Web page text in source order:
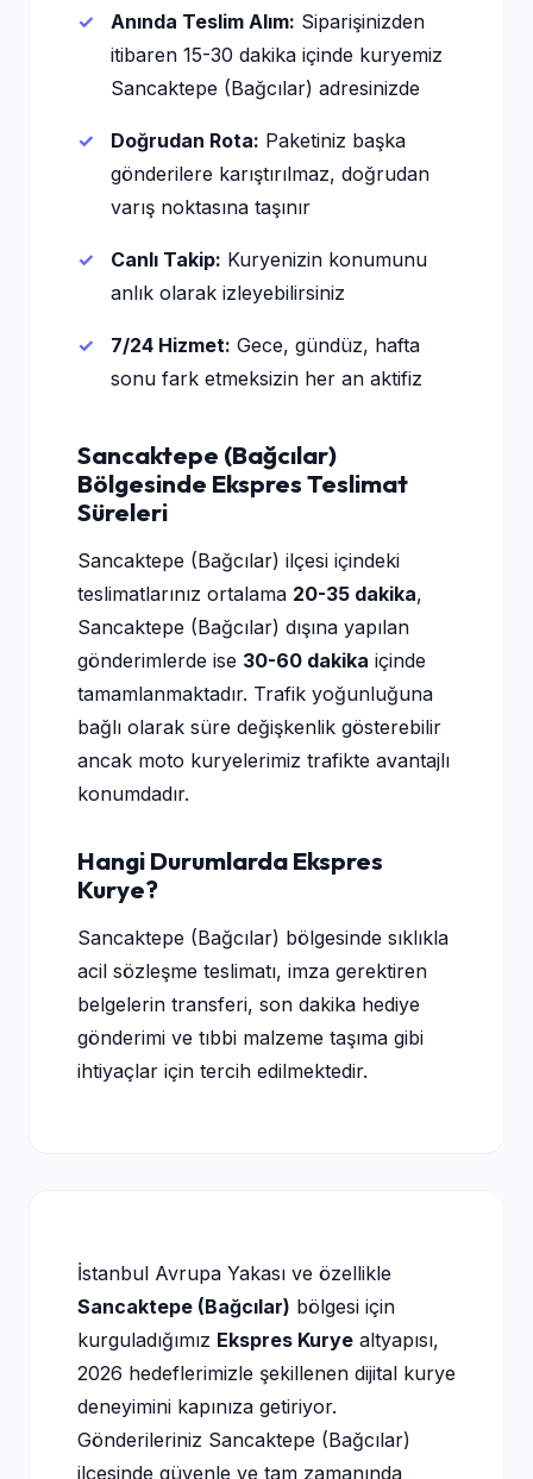
Anında Teslim Alım: Siparişinizden
itibaren 15-30 dakika içinde kuryemiz
Sancaktepe (Bağcılar) adresinizde
Doğrudan Rota: Paketiniz başka
gönderilere karıştırılmaz, doğrudan
varış noktasına taşınır
Canlı Takip: Kuryenizin konumunu
anlık olarak izleyebilirsiniz
7/24 Hizmet: Gece, gündüz, hafta
sonu fark etmeksizin her an aktifiz
Sancaktepe (Bağcılar)
Bölgesinde Ekspres Teslimat
Süreleri
Sancaktepe (Bağcılar) ilçesi içindeki
teslimatlarınız ortalama 20-35 dakika,
Sancaktepe (Bağcılar) dışına yapılan
gönderimlerde ise 30-60 dakika içinde
tamamlanmaktadır. Trafik yoğunluğuna
bağlı olarak süre değişkenlik gösterebilir
ancak moto kuryelerimiz trafikte avantajlı
konumdadır.
Hangi Durumlarda Ekspres
Kurye?
Sancaktepe (Bağcılar) bölgesinde sıklıkla
acil sözleşme teslimatı, imza gerektiren
belgelerin transferi, son dakika hediye
gönderimi ve tıbbi malzeme taşıma gibi
ihtiyaçlar için tercih edilmektedir.
İstanbul Avrupa Yakası ve özellikle
Sancaktepe (Bağcılar) bölgesi için
kurguladığımız Ekspres Kurye altyapısı,
2026 hedeflerimizle şekillenen dijital kurye
deneyimini kapınıza getiriyor.
Gönderileriniz Sancaktepe (Bağcılar)
ilçesinde güvenle ve tam zamanında